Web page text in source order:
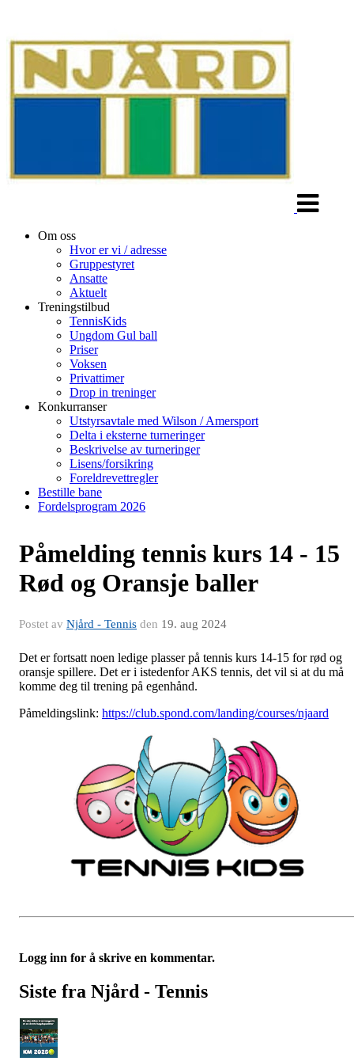
Om oss
Hvor er vi / adresse
Gruppestyret
Ansatte
Aktuelt
Treningstilbud
TennisKids
Ungdom Gul ball
Priser
Voksen
Privattimer
Drop in treninger
Konkurranser
Utstyrsavtale med Wilson / Amersport
Delta i eksterne turneringer
Beskrivelse av turneringer
Lisens/forsikring
Foreldrevettregler
Bestille bane
Fordelsprogram 2026
Påmelding tennis kurs 14 - 15
Rød og Oransje baller
Postet av Njård - Tennis den 19. aug 2024
Det er fortsatt noen ledige plasser på tennis kurs 14-15 for rød og
oransje spillere. Det er i istedenfor AKS tennis, det vil si at du må
komme deg til trening på egenhånd.
Påmeldingslink: https://club.spond.com/landing/courses/njaard
Logg inn for å skrive en kommentar.
Siste fra Njård - Tennis